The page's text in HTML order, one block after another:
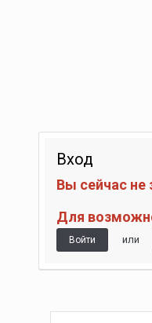
Вход
Вы сейчас не
Для
Войти или